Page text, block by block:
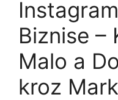
Biznise –
Malo a
kroz